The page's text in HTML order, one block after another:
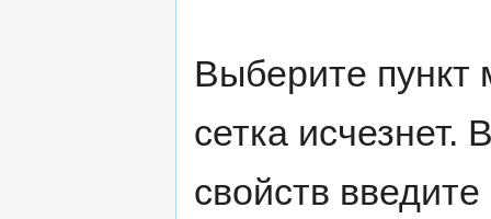
Выберите пункт
сетка исчезнет.
свойств